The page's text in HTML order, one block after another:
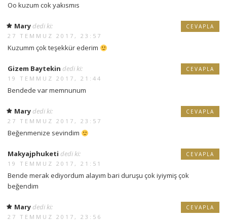
Oo kuzum cok yakısmıs
Mary dedi ki:
27 TEMMUZ 2017, 23:57
Kuzumm çok teşekkür ederim
CEVAPLA
Gizem Baytekin dedi ki:
19 TEMMUZ 2017, 21:44
Bendede var memnunum
CEVAPLA
Mary dedi ki:
27 TEMMUZ 2017, 23:57
Beğenmenize sevindim
CEVAPLA
Makyajphuketi dedi ki:
19 TEMMUZ 2017, 21:51
Bende merak ediyordum alayım bari duruşu çok iyiymiş çok
beğendim
CEVAPLA
Mary dedi ki:
27 TEMMUZ 2017, 23:56
CEVAPLA